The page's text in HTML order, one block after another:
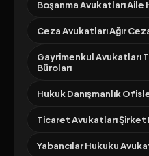
Boşanma Avukatları
Ceza Avukatları Ağır
Gayrimenkul Avukatları
Büroları
Hukuk Danışmanlık
Ticaret Avukatları Şirket
Yabancılar Hukuku